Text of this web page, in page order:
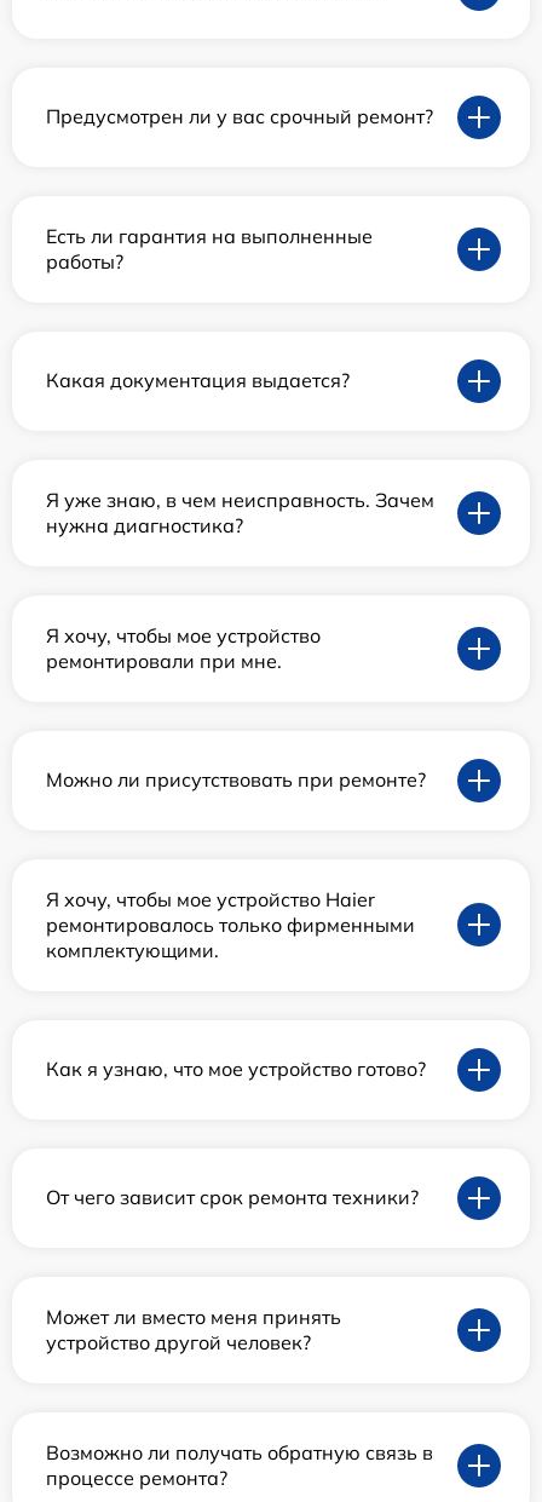
Предусмотрен ли у вас срочный ремонт?
Есть ли гарантия на выполненные
работы?
Какая документация выдается?
Я уже знаю, в чем неисправность. Зачем
нужна диагностика?
Я хочу, чтобы мое устройство
ремонтировали при мне.
Можно ли присутствовать при ремонте?
Я хочу, чтобы мое устройство Haier
ремонтировалось только фирменными
комплектующими.
Как я узнаю, что мое устройство готово?
От чего зависит срок ремонта техники?
Может ли вместо меня принять
устройство другой человек?
Возможно ли получать обратную связь в
процессе ремонта?